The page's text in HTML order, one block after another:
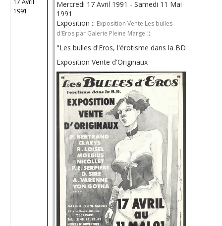
17 Avril
1991
Mercredi 17 Avril 1991 - Samedi 11 Mai
1991
Exposition :: Exposition Vente Les bulles
d'Eros par Galerie Pleine Marge ::
"Les bulles d'Eros, l'érotisme dans la BD
Exposition Vente d'Originaux